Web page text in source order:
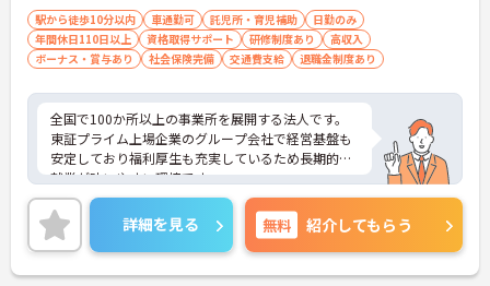
【段階的に実務へ移行できる研修体制です】
・入社後は本部での集合研修（1～3日目）と配属先
でのサービス同行研修（4日目～最大4か月）が用意
されており、初めて介護の現場に入る方でも無理な
く業務に慣れていける環境です
・資格取得支援制度を活用することで、働きながら
介護福祉士などの資格取得を目指せるため、スキル
アップとキャリア形成を並行して進めることができ
ます
【20施設以上・多角的事業展開という法人規模が、
幅広い経験値を可能にしています】
・往診医・ケアマネ・リハビリ・鍼灸・訪問介護・
駅から徒歩10分以内 車通勤可 託児所・育児補助
日勤のみ
年間休日110日以上
資格取得サポート 研修制度あり
高収入
ボーナス・賞与あり
社会保険完備 交通費支給 退職金制度あり
全国で100か所以上の事業所を展開する法人です。
東証プライム上場企業のグループ会社で経営基盤も
安定しており福利厚生も充実しているため長期的な
就業が叶いやすい環境です。
また、キャリアパス制度が整っているので、経験が
浅い方・ブランクがある方も高い目標をもって仕事
に取り組んでいただけます◎
ご興味ある方には、面接対策ポイントなど、さらに
詳細をお話しいたしますのでお気軽にご相談くださ
詳細を見る 無料 紹介してもらう